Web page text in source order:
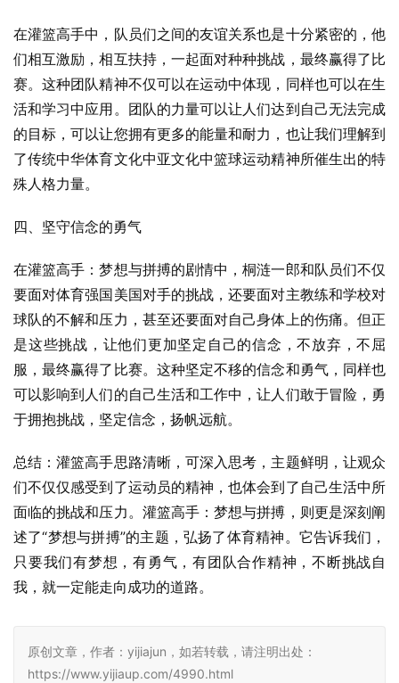
在灌篮高手中，队员们之间的友谊关系也是十分紧密的，他
们相互激励，相互扶持，一起面对种种挑战，最终赢得了比
赛。这种团队精神不仅可以在运动中体现，同样也可以在生
活和学习中应用。团队的力量可以让人们达到自己无法完成
的目标，可以让您拥有更多的能量和耐力，也让我们理解到
了传统中华体育文化中亚文化中篮球运动精神所催生出的特
殊人格力量。
四、坚守信念的勇气
在灌篮高手：梦想与拼搏的剧情中，桐涟一郎和队员们不仅
要面对体育强国美国对手的挑战，还要面对主教练和学校对
球队的不解和压力，甚至还要面对自己身体上的伤痛。但正
是这些挑战，让他们更加坚定自己的信念，不放弃，不屈
服，最终赢得了比赛。这种坚定不移的信念和勇气，同样也
可以影响到人们的自己生活和工作中，让人们敢于冒险，勇
于拥抱挑战，坚定信念，扬帆远航。
总结：灌篮高手思路清晰，可深入思考，主题鲜明，让观众
们不仅仅感受到了运动员的精神，也体会到了自己生活中所
面临的挑战和压力。灌篮高手：梦想与拼搏，则更是深刻阐
述了“梦想与拼搏”的主题，弘扬了体育精神。它告诉我们，
只要我们有梦想，有勇气，有团队合作精神，不断挑战自
我，就一定能走向成功的道路。
原创文章，作者：yijiajun，如若转载，请注明出处：
https://www.yijiaup.com/4990.html